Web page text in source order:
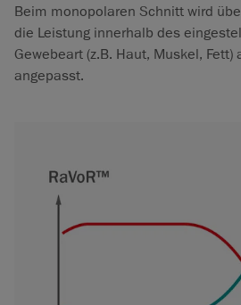
Beim monopolaren Schnitt wird
die Leistung innerhalb des
Gewebeart (z.B. Haut, Muskel, Fett)
angepasst.